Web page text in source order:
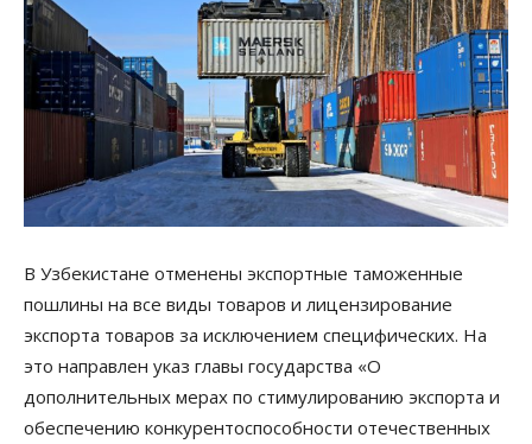
В Узбекистане отменены экспортные таможенные
пошлины на все виды товаров и лицензирование
экспорта товаров за исключением специфических. На
это направлен указ главы государства «О
дополнительных мерах по стимулированию экспорта и
обеспечению конкурентоспособности отечественных